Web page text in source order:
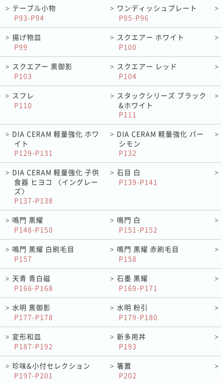
> テーブル小物
P93-P94
> ワンディッシュプレート
P95-P96
>
> 揚げ物皿
P99
> スクエアー ホワイト
P100
>
> スクエアー 黒御影
P103
> スクエアー レッド
P104
>
> スフレ
P110
> スタックシリーズ ブラック
&ホワイト
P111
>
> DIA CERAM 軽量強化 ホワ
イト
P129-P131
> DIA CERAM 軽量強化 パー
シモン
P132
>
> DIA CERAM 軽量強化 子供
食器 ヒヨコ 〈イングレー
ズ〉
P137-P138
> 石目 白
P139-P141
>
> 鳴門 黒耀
P148-P150
> 鳴門 白
P151-P152
>
> 鳴門 黒耀 白刷毛目
P157
> 鳴門 黒耀 赤刷毛目
P158
>
> 天青 青白磁
P166-P168
> 石墨 黒耀
P169-P171
>
> 水明 黒御影
P177-P178
> 水明 粉引
P179-P180
>
> 変形和皿
P187-P192
> 新多用丼
P193
>
> 珍味&小付セレクション
P197-P201
> 箸置
P202
>